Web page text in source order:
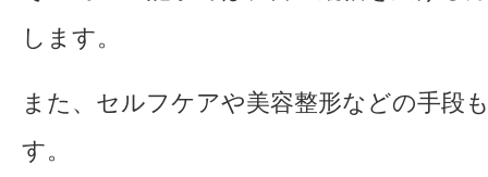
します。
また、セルフケアや美容整形などの手段
す。